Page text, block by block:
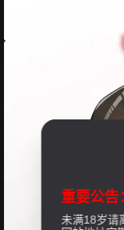
重要公告
未满18岁请